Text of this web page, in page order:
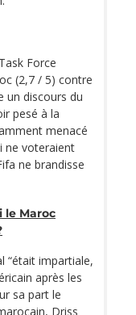
Force
(2,7 / 5) contre
un discours du
pesé à la
menacé
ne voteraient
ne brandisse
le Maroc
“était impartiale,
après les
sa part le
Driss